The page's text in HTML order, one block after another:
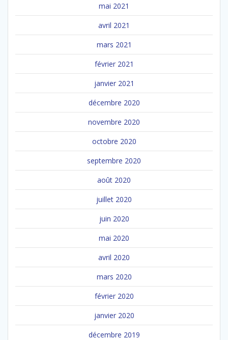
mai 2021
avril 2021
mars 2021
février 2021
janvier 2021
décembre 2020
novembre 2020
octobre 2020
septembre 2020
août 2020
juillet 2020
juin 2020
mai 2020
avril 2020
mars 2020
février 2020
janvier 2020
décembre 2019